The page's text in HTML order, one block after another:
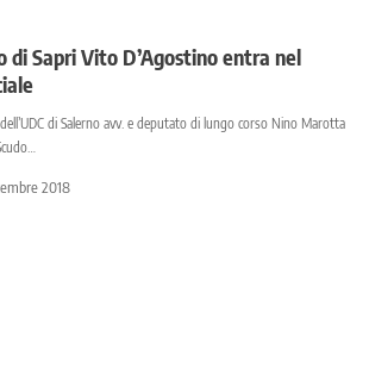
di Sapri Vito D’Agostino entra nel
di Salerno avv. e deputato di lungo corso Nino Marotta
2018